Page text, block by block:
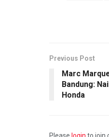
Previous Post
Marc
Bandung:
Honda